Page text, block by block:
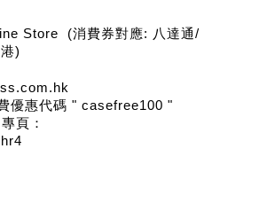
Store (消費券對應: 八達通/
)
優惠代碼 " casefree100 "
頁：